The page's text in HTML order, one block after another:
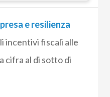
e resilienza
incentivi fiscali alle
cifra al di sotto di